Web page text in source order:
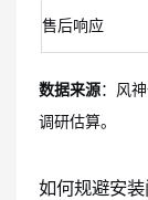
售后响应
数据来源：风
调研估算。
如何规避安装